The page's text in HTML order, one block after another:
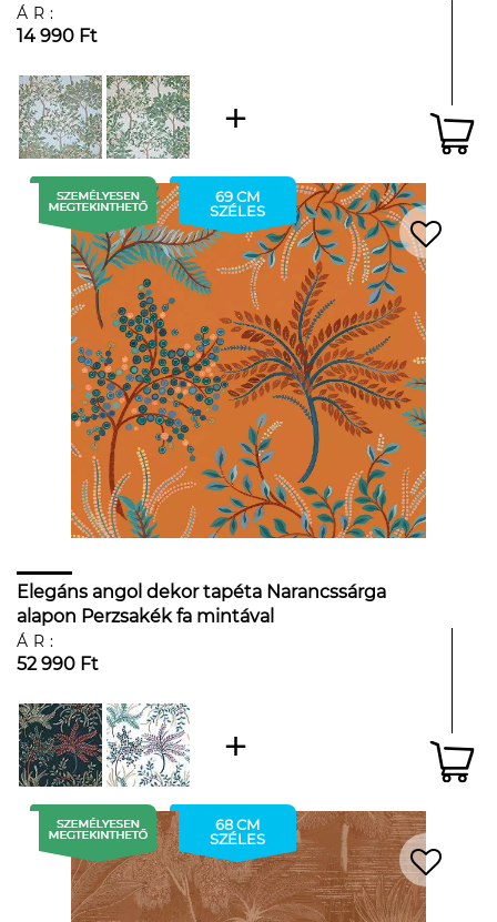
ÁR:
14 990 Ft
69 CM
SZÉLES
Elegáns angol dekor tapéta Narancssárga
alapon Perzsakék fa mintával
ÁR:
52 990 Ft
68 CM
SZÉLES